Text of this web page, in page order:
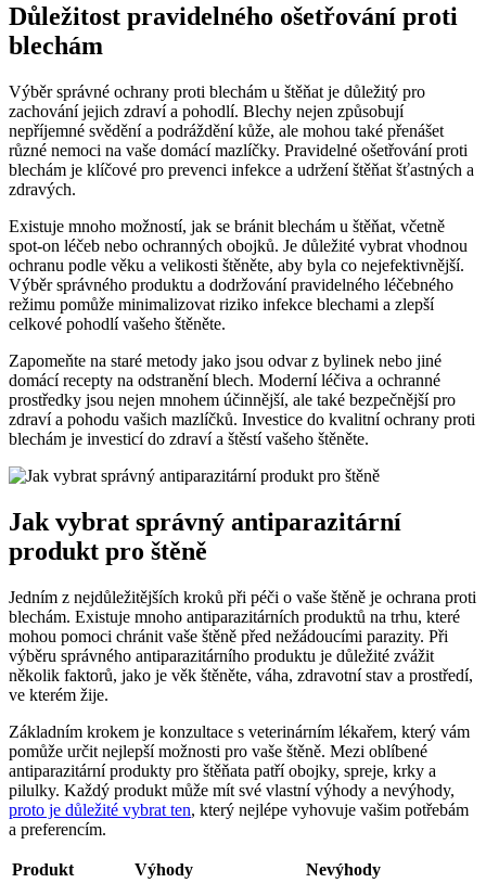
Důležitost pravidelného ošetřování proti
blechám
Výběr správné ochrany proti blechám u štěňat je důležitý pro
zachování jejich zdraví a pohodlí. Blechy nejen způsobují
nepříjemné svědění a podráždění kůže, ale mohou také přenášet
různé nemoci na vaše domácí mazlíčky. Pravidelné ošetřování proti
blechám je klíčové pro prevenci infekce a udržení štěňat šťastných a
zdravých.
Existuje mnoho možností, jak se bránit blechám u štěňat, včetně
spot-on léčeb nebo ochranných obojků. Je důležité vybrat vhodnou
ochranu podle věku a velikosti štěněte, aby byla co nejefektivnější.
Výběr správného produktu a dodržování pravidelného léčebného
režimu pomůže minimalizovat riziko infekce blechami a zlepší
celkové pohodlí vašeho štěněte.
Zapomeňte na staré metody jako jsou odvar z bylinek nebo jiné
domácí recepty na odstranění blech. Moderní léčiva a ochranné
prostředky jsou nejen mnohem účinnější, ale také bezpečnější pro
zdraví a pohodu vašich mazlíčků. Investice do kvalitní ochrany proti
blechám je investicí do zdraví a štěstí vašeho štěněte.
Jak vybrat správný antiparazitární
produkt pro štěně
Jedním z nejdůležitějších kroků při péči o vaše štěně je ochrana proti
blechám. Existuje mnoho antiparazitárních produktů na trhu, které
mohou pomoci chránit vaše štěně před nežádoucími parazity. Při
výběru správného antiparazitárního produktu je důležité zvážit
několik faktorů, jako je věk štěněte, váha, zdravotní stav a prostředí,
ve kterém žije.
Základním krokem je konzultace s veterinárním lékařem, který vám
pomůže určit nejlepší možnosti pro vaše štěně. Mezi oblíbené
antiparazitární produkty pro štěňata patří obojky, spreje, krky a
pilulky. Každý produkt může mít své vlastní výhody a nevýhody,
proto je důležité vybrat ten, který nejlépe vyhovuje vašim potřebám
a preferencím.
Produkt Výhody
Nevýhody